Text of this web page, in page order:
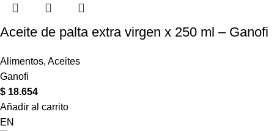
Aceite de palta extra virgen x 250 ml – Ganofi
Alimentos, Aceites
Ganofi
$ 18.654
Añadir al carrito
EN